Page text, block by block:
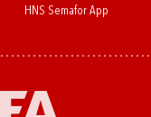
HNS Semafor App